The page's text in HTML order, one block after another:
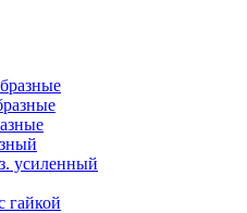
усиленный
гайкой